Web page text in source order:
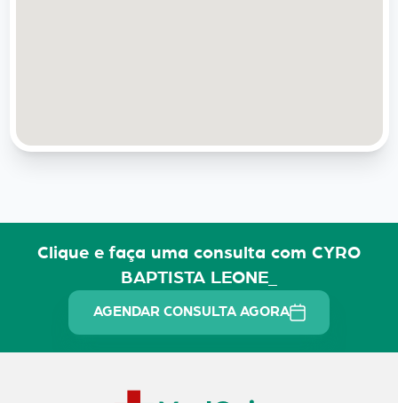
Clique e faça uma consulta com CYRO
BAPTISTA LEONE_
AGENDAR CONSULTA AGORA